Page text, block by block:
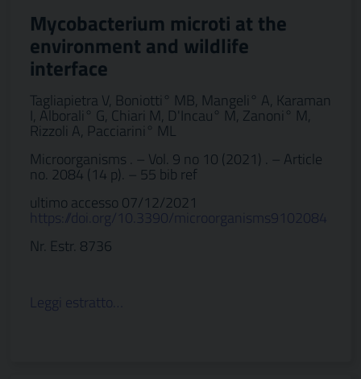
Mycobacterium microti at the
environment and wildlife
interface
Tagliapietra V, Boniotti° MB, Mangeli° A, Karaman
I, Alborali° G, Chiari M, D'Incau° M, Zanoni° M,
Rizzoli A, Pacciarini° ML
Microorganisms . – Vol. 9 no 10 (2021) . – Article
no. 2084 (14 p). – 55 bib ref
ultimo accesso 07/12/2021
https://doi.org/10.3390/microorganisms9102084
Nr. Estr. 8736
Leggi estratto…